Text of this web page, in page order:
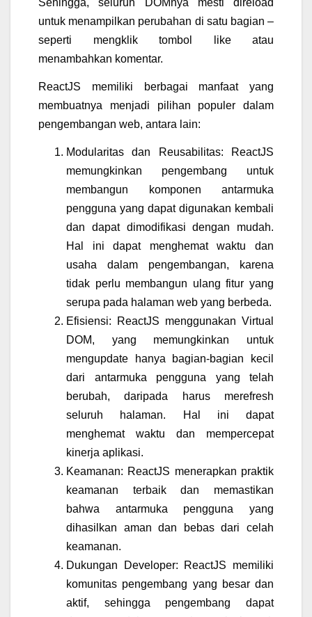
Sehingga, seluruh DOMnya mesti direload
untuk menampilkan perubahan di satu bagian –
seperti mengklik tombol like atau
menambahkan komentar.
ReactJS memiliki berbagai manfaat yang
membuatnya menjadi pilihan populer dalam
pengembangan web, antara lain:
Modularitas dan Reusabilitas: ReactJS
memungkinkan pengembang untuk
membangun komponen antarmuka
pengguna yang dapat digunakan kembali
dan dapat dimodifikasi dengan mudah.
Hal ini dapat menghemat waktu dan
usaha dalam pengembangan, karena
tidak perlu membangun ulang fitur yang
serupa pada halaman web yang berbeda.
Efisiensi: ReactJS menggunakan Virtual
DOM, yang memungkinkan untuk
mengupdate hanya bagian-bagian kecil
dari antarmuka pengguna yang telah
berubah, daripada harus merefresh
seluruh halaman. Hal ini dapat
menghemat waktu dan mempercepat
kinerja aplikasi.
Keamanan: ReactJS menerapkan praktik
keamanan terbaik dan memastikan
bahwa antarmuka pengguna yang
dihasilkan aman dan bebas dari celah
keamanan.
Dukungan Developer: ReactJS memiliki
komunitas pengembang yang besar dan
aktif, sehingga pengembang dapat